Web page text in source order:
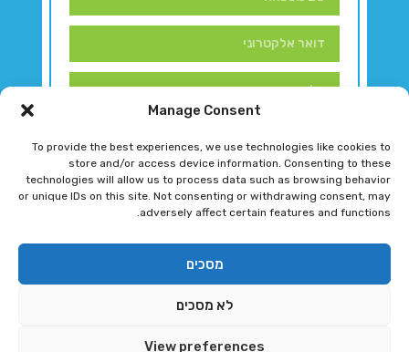
Manage Consent
To provide the best experiences, we use technologies like cookies to
store and/or access device information. Consenting to these
technologies will allow us to process data such as browsing behavior
or unique IDs on this site. Not consenting or withdrawing consent, may
adversely affect certain features and functions.
מסכים
לא מסכים
View preferences